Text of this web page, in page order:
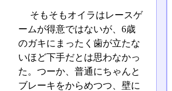
そもそもオイラはレースゲ
ームが得意ではないが、6歳
のガキにまったく歯が立たな
いほど下手だとは思わなかっ
た。つーか、普通にちゃんと
ブレーキをからめつつ、壁に